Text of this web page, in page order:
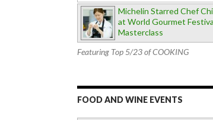
Michelin Starred Chef
at World Gourmet
Masterclass
Featuring Top 5/23 of COOKING
FOOD AND WINE EVENTS